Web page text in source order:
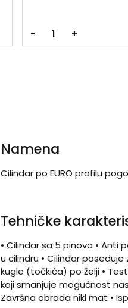
- +
Namena
Cilindar po EURO profilu
Tehničke
• Cilindar sa 5 pinova •
u cilindru • Cilindar
kugle (točkića) po želji •
koji smanjuje mogućnost
Završna obrada nikl mat •